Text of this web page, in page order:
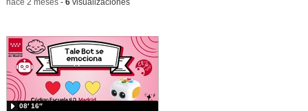
-hace 2 meses- 6visualizaciones
08′ 16″